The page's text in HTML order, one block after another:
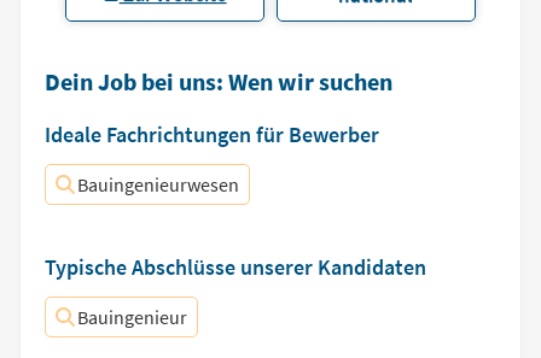
Dein Job bei uns: Wen wir suchen
Ideale Fachrichtungen für Bewerber
Bauingenieurwesen
Typische Abschlüsse unserer Kandidaten
Bauingenieur